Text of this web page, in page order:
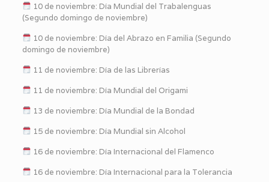
10 de noviembre: Día Mundial del Trabalenguas
(Segundo domingo de noviembre)
10 de noviembre: Día del Abrazo en Familia (Segundo
domingo de noviembre)
11 de noviembre: Día de las Librerías
11 de noviembre: Día Mundial del Origami
13 de noviembre: Día Mundial de la Bondad
15 de noviembre: Día Mundial sin Alcohol
16 de noviembre: Día Internacional del Flamenco
16 de noviembre: Día Internacional para la Tolerancia